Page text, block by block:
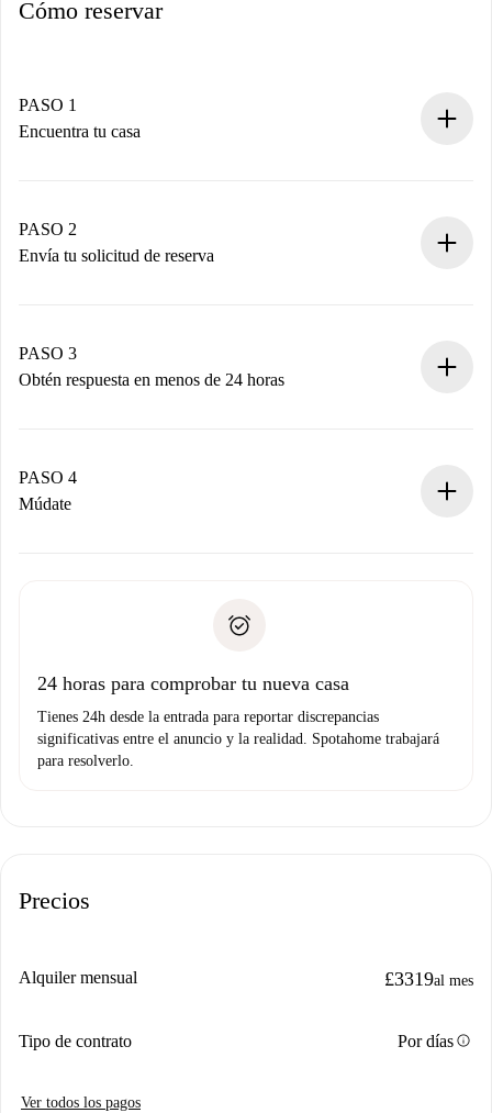
Cómo reservar
PASO 1
Encuentra tu casa
Tienes toda la información necesaria por adelantado.
PASO 2
Envía tu solicitud de reserva
propietario acepte.
PASO 3
Obtén respuesta en menos de 24 horas
contacto con el propietario.
Si es rechazada: No te haremos ningún cargo y te
Prueba de solvencia
PASO 4
Múdate
no nos comunicas ningún problema.
24 horas para comprobar tu nueva casa
Tienes 24h desde la entrada para reportar discrepancias
significativas entre el anuncio y la realidad. Spotahome trabajará
para resolverlo.
Precios
Alquiler mensual £3319al mes
Tipo de contrato Por díasinfo
Ver todos los pagos